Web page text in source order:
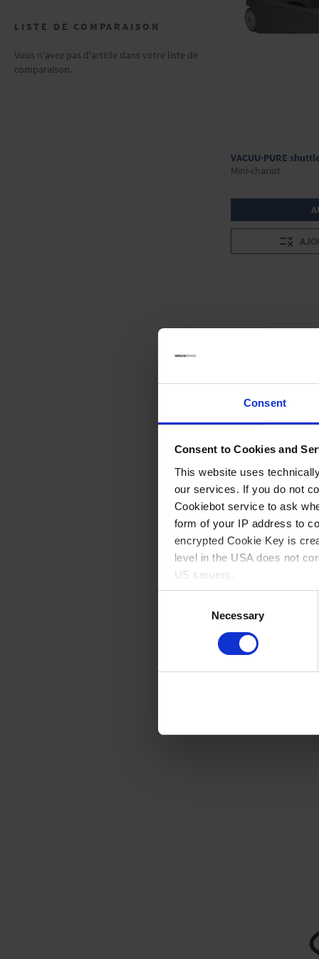
Consent
Consent to Cookies and
This website uses
our services. If you do not
Cookiebot service to ask
form of your IP address to
encrypted Cookie Key is
level in the USA does not
US servers.
For more information on
Necessary
VACUU·PURE
Mini-chariot
Coude DN25/SLW19
LISTE DE COMPARAISON
Vous n'avez pas d'article dans votre liste de
comparaison.